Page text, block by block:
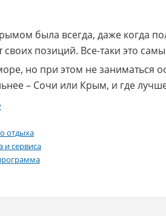
была всегда, даже когда
своих позиций. Все-таки это
но при этом не
– Сочи или Крым, и где
отдыха
и сервиса